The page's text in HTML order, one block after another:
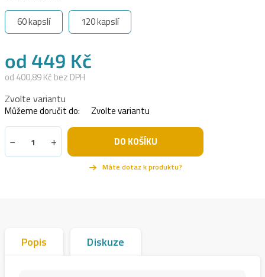
60 kapslí 120 kapslí
od 449 Kč
od 400,89 Kč bez DPH
cena:
Zvolte variantu
Můžeme doručit do: Zvolte variantu
+
− DO KOŠÍKU
Popis Diskuze